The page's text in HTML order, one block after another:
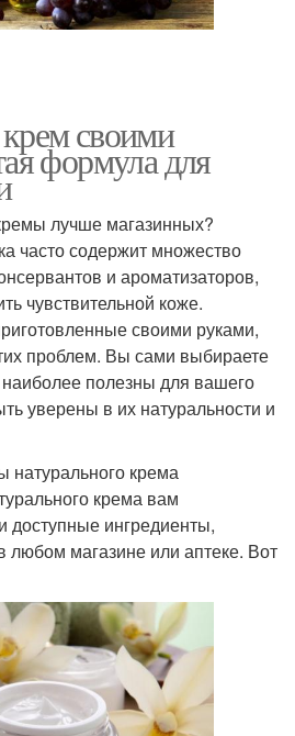
своими
формула для
лучше магазинных?
часто содержит множество
и ароматизаторов,
чувствительной коже.
своими руками,
проблем. Вы сами выбираете
полезны для вашего
уверены в их натуральности и
натурального крема
крема вам
доступные ингредиенты,
любом магазине или аптеке. Вот